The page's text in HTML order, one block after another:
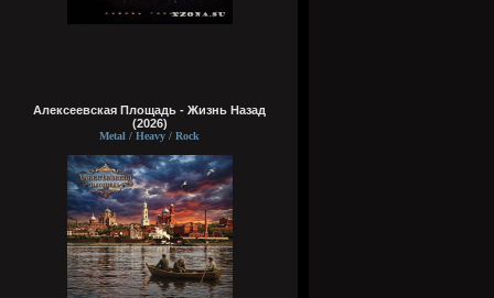
Алексеевская Площадь - Жизнь Назад
(2026)
Metal / Heavy / Rock